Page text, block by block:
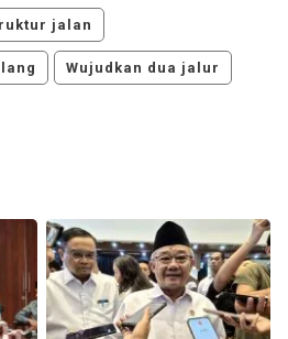
jalan
Wujudkan dua jalur